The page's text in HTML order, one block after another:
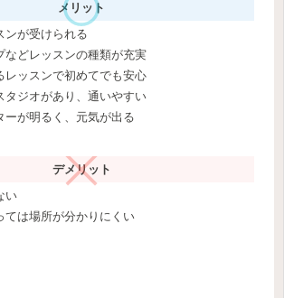
メリット
ンが受けられる
などレッスンの種類が充実
レッスンで初めてでも安心
タジオがあり、通いやすい
ーが明るく、元気が出る
デメリット
い
ては場所が分かりにくい